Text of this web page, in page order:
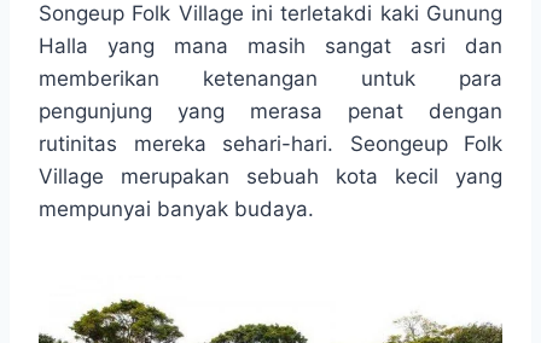
Songeup Folk Village ini terletakdi kaki Gunung
Halla yang mana masih sangat asri dan
memberikan ketenangan untuk para
pengunjung yang merasa penat dengan
rutinitas mereka sehari-hari. Seongeup Folk
Village merupakan sebuah kota kecil yang
mempunyai banyak budaya.